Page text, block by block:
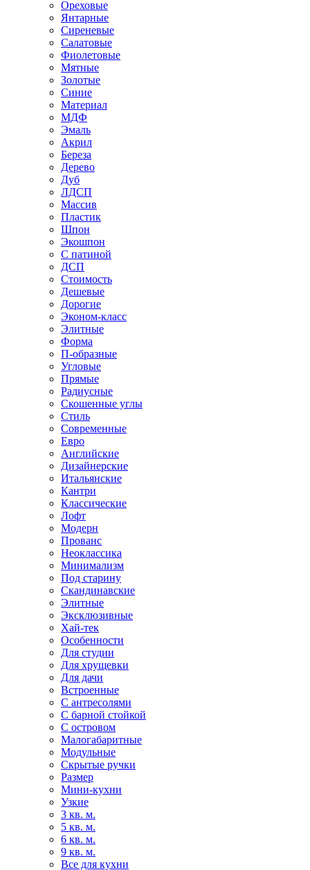
Ореховые
Янтарные
Сиреневые
Салатовые
Фиолетовые
Мятные
Золотые
Синие
Материал
МДФ
Эмаль
Акрил
Береза
Дерево
Дуб
ЛДСП
Массив
Пластик
Шпон
Экошпон
С патиной
ДСП
Стоимость
Дешевые
Дорогие
Эконом-класс
Элитные
Форма
П-образные
Угловые
Прямые
Радиусные
Скошенные углы
Стиль
Современные
Евро
Английские
Дизайнерские
Итальянские
Кантри
Классические
Лофт
Модерн
Прованс
Неоклассика
Минимализм
Под старину
Скандинавские
Элитные
Эксклюзивные
Хай-тек
Особенности
Для студии
Для хрущевки
Для дачи
Встроенные
С антресолями
С барной стойкой
С островом
Малогабаритные
Модульные
Скрытые ручки
Размер
Мини-кухни
Узкие
3 кв. м.
5 кв. м.
6 кв. м.
9 кв. м.
Все для кухни